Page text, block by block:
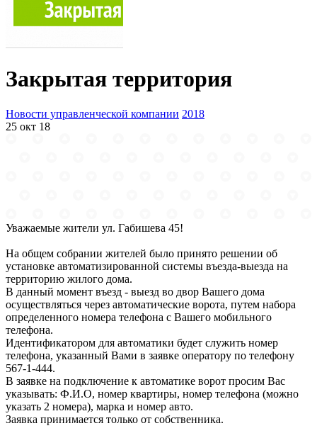
Закрытая территория
Новости управленческой компании 2018
25 окт 18
Уважаемые жители ул. Габишева 45!
На общем собрании жителей было принято решении об
установке автоматизированной системы въезда-выезда на
территорию жилого дома.
В данный момент въезд - выезд во двор Вашего дома
осуществляться через автоматические ворота, путем набора
определенного номера телефона с Вашего мобильного
телефона.
Идентификатором для автоматики будет служить номер
телефона, указанный Вами в заявке оператору по телефону
567-1-444.
В заявке на подключение к автоматике ворот просим Вас
указывать: Ф.И.О, номер квартиры, номер телефона (можно
указать 2 номера), марка и номер авто.
Заявка принимается только от собственника.